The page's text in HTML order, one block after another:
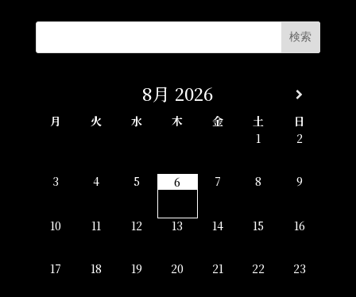
8月 2026
月 火 水 木 金 土
日
1
2
3 4 5 6 7 8 9
10 11 12 13 14 15 16
17 18 19 20 21 22 23